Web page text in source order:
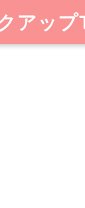
アップ